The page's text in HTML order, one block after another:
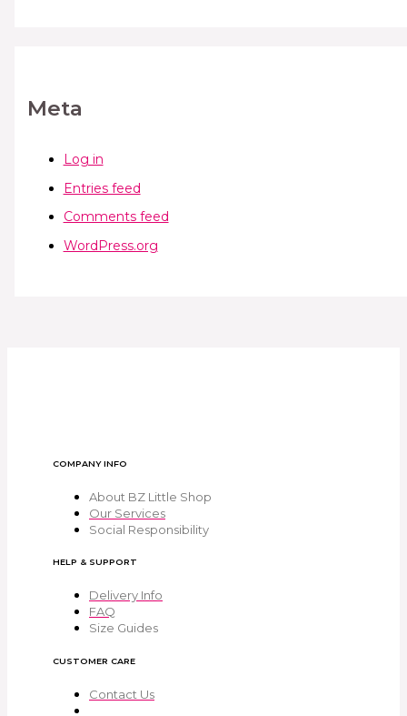
Meta
Log in
Entries feed
Comments feed
WordPress.org
COMPANY INFO
About BZ Little Shop
Our Services
Social Responsibility
HELP & SUPPORT
Delivery Info
FAQ
Size Guides
CUSTOMER CARE
Contact Us